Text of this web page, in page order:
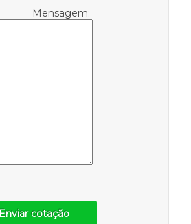
Mensagem:
Enviar cotação